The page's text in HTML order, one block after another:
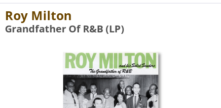
Roy Milton
Grandfather Of R&B (LP)